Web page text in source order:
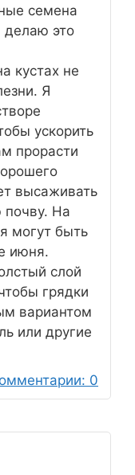
семена
делаю это
кустах не
Я
ускорить
прорасти
высаживать
почву. На
могут быть
июня.
слой
грядки
вариантом
или другие
0